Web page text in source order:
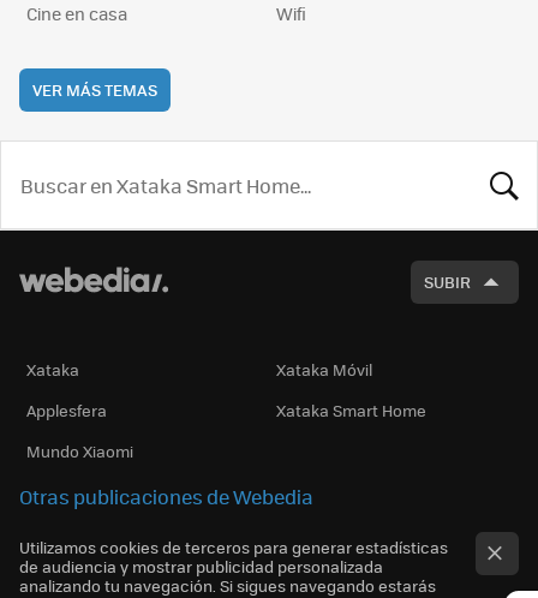
Cine en casa
Wifi
VER MÁS TEMAS
SUBIR
Xataka
Xataka Móvil
Applesfera
Xataka Smart Home
Mundo Xiaomi
Otras publicaciones de Webedia
Utilizamos cookies de terceros para generar estadísticas
de audiencia y mostrar publicidad personalizada
analizando tu navegación. Si sigues navegando estarás